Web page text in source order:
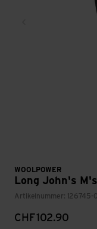
WOOLPOWER
Long John's
Artikelnummer: 126745-
CHF102.90